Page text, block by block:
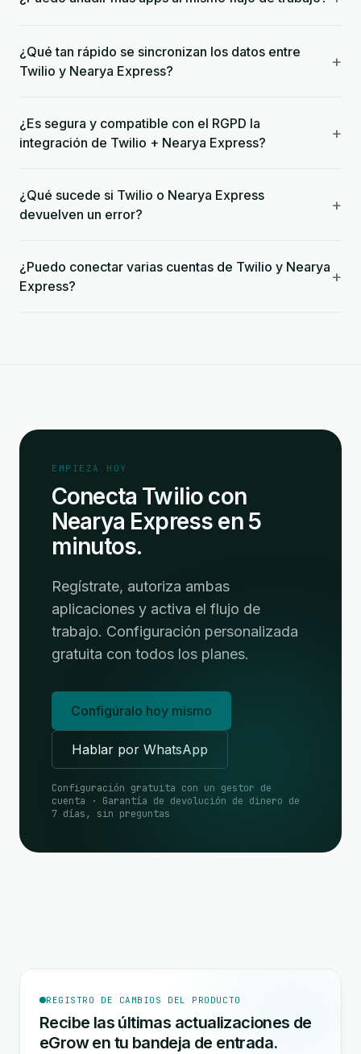
¿Qué tan rápido se sincronizan los datos entre
Twilio y Nearya Express?
+
¿Es segura y compatible con el RGPD la
integración de Twilio + Nearya Express?
+
¿Qué sucede si Twilio o Nearya Express
devuelven un error?
+
¿Puedo conectar varias cuentas de Twilio y Nearya
Express?
+
EMPIEZA HOY
Conecta Twilio con
Nearya Express en 5
minutos.
Regístrate, autoriza ambas
aplicaciones y activa el flujo de
trabajo. Configuración personalizada
gratuita con todos los planes.
Configúralo hoy mismo
Hablar por WhatsApp
Configuración gratuita con un gestor de
cuenta · Garantía de devolución de dinero de
7 días, sin preguntas
REGISTRO DE CAMBIOS DEL PRODUCTO
Recibe las últimas actualizaciones de
eGrow en tu bandeja de entrada.